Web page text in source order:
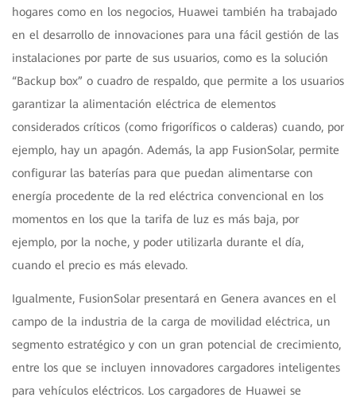
hogares como en los negocios, Huawei también ha trabajado
en el desarrollo de innovaciones para una fácil gestión de las
instalaciones por parte de sus usuarios, como es la solución
“Backup box” o cuadro de respaldo, que permite a los usuarios
garantizar la alimentación eléctrica de elementos
considerados críticos (como frigoríficos o calderas) cuando, por
ejemplo, hay un apagón. Además, la app FusionSolar, permite
configurar las baterías para que puedan alimentarse con
energía procedente de la red eléctrica convencional en los
momentos en los que la tarifa de luz es más baja, por
ejemplo, por la noche, y poder utilizarla durante el día,
cuando el precio es más elevado.
Igualmente, FusionSolar presentará en Genera avances en el
campo de la industria de la carga de movilidad eléctrica, un
segmento estratégico y con un gran potencial de crecimiento,
entre los que se incluyen innovadores cargadores inteligentes
para vehículos eléctricos. Los cargadores de Huawei se